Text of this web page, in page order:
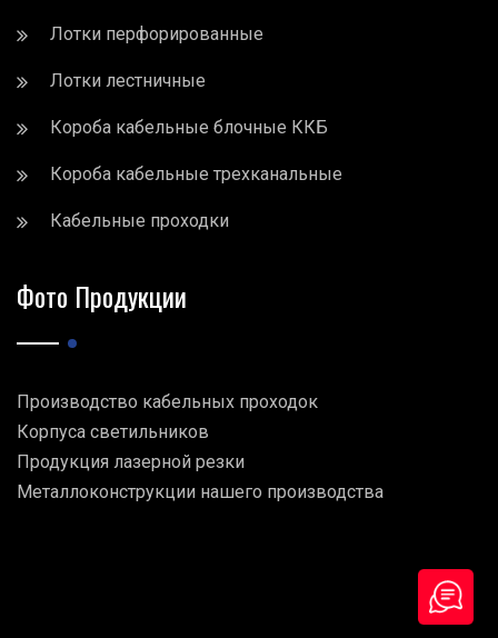
Лотки перфорированные
Лотки лестничные
Короба кабельные блочные ККБ
Короба кабельные трехканальные
Кабельные проходки
Фото Продукции
Производство кабельных проходок
Корпуса светильников
Продукция лазерной резки
Металлоконструкции нашего производства